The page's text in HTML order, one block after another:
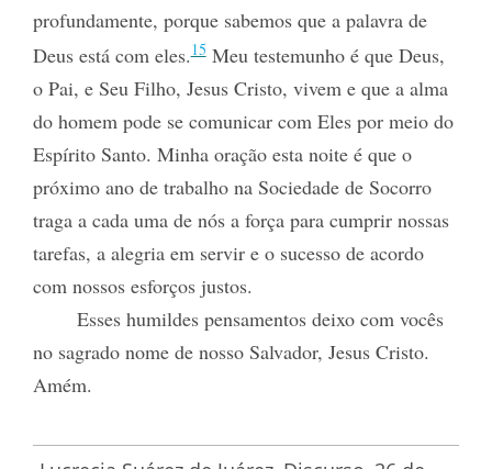
profundamente, porque sabemos que a palavra de
Deus está com eles.15Meu testemunho é que Deus,
o Pai, e Seu Filho, Jesus Cristo, vivem e que a alma
do homem pode se comunicar com Eles por meio do
Espírito Santo. Minha oração esta noite é que o
próximo ano de trabalho na Sociedade de Socorro
traga a cada uma de nós a força para cumprir nossas
tarefas, a alegria em servir e o sucesso de acordo
com nossos esforços justos.
Esses humildes pensamentos deixo com vocês
no sagrado nome de nosso Salvador, Jesus Cristo.
Amém.